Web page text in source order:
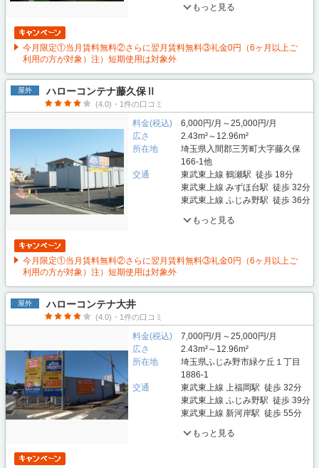
もっと見る
今月限定①当月賃料無料②さらに翌月賃料無料③礼金0円（6ヶ月以上ご
利用の方が対象）注）短期使用は対象外
屋外 ハローコンテナ藤久保Ⅱ
(4.0)・1件の口コミ
料金(税込)
6,000円/月～25,000円/月
広さ
2.43m²～12.96m²
所在地
埼玉県入間郡三芳町大字藤久保
166-1他
交通
東武東上線 鶴瀬駅 徒歩 18分
東武東上線 みずほ台駅 徒歩 32分
東武東上線 ふじみ野駅 徒歩 36分
もっと見る
今月限定①当月賃料無料②さらに翌月賃料無料③礼金0円（6ヶ月以上ご
利用の方が対象）注）短期使用は対象外
屋外 ハローコンテナ大井
(4.0)・1件の口コミ
料金(税込)
7,000円/月～25,000円/月
広さ
2.43m²～12.96m²
所在地
埼玉県ふじみ野市緑ケ丘１丁目
1886-1
交通
東武東上線 上福岡駅 徒歩 32分
東武東上線 ふじみ野駅 徒歩 39分
東武東上線 新河岸駅 徒歩 55分
もっと見る